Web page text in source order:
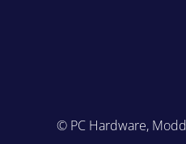
© PC Hardware,